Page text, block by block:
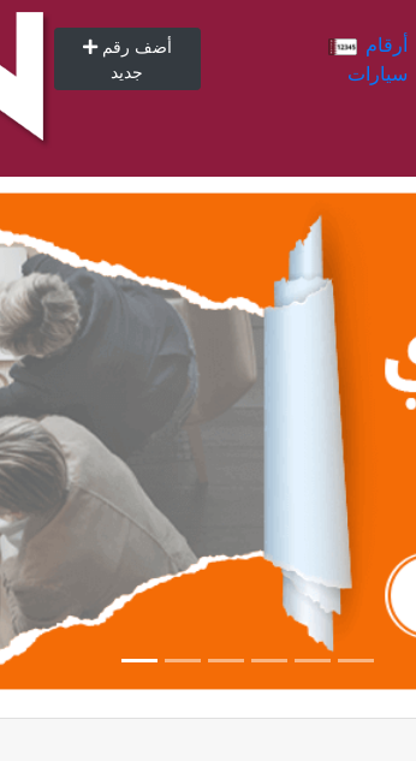
أضف رقم
جديد
سيارات